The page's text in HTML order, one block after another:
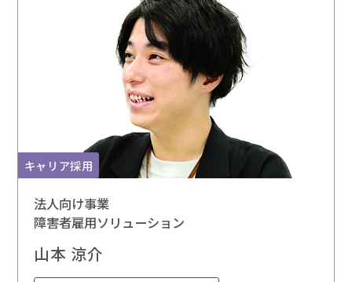
キャリア採用
法人向け事業
障害者雇用ソリューション
山本 涼介